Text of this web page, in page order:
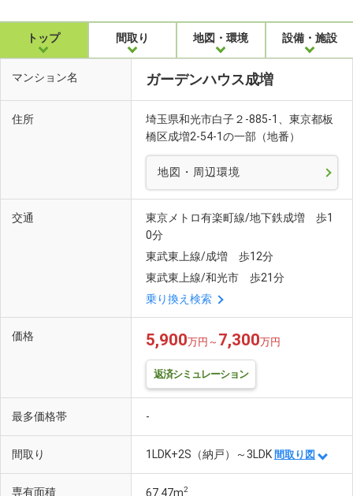
トップ 間取り 地図・環境 設備・施設
マンション名 ガーデンハウス成増
住所
埼玉県和光市白子２-885-1、東京都板
橋区成増2-54-1の一部（地番）
地図・周辺環境
交通
東京メトロ有楽町線/地下鉄成増 歩1
0分
東武東上線/成増 歩12分
東武東上線/和光市 歩21分
乗り換え検索
価格 5,900万円～ 7,300万円
返済シミュレーション
最多価格帯 -
間取り 1LDK+2S（納戸）～3LDK 間取り図
専有面積 67.47m2